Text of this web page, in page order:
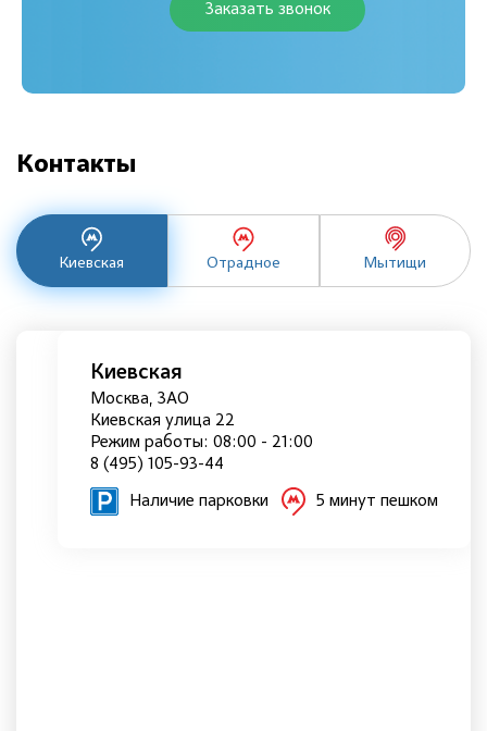
Заказать звонок
Контакты
Киевская Отрадное Мытищи
Киевская
Москва, ЗАО
Киевская улица 22
Режим работы: 08:00 - 21:00
8 (495) 105-93-44
Наличие парковки 5 минут пешком